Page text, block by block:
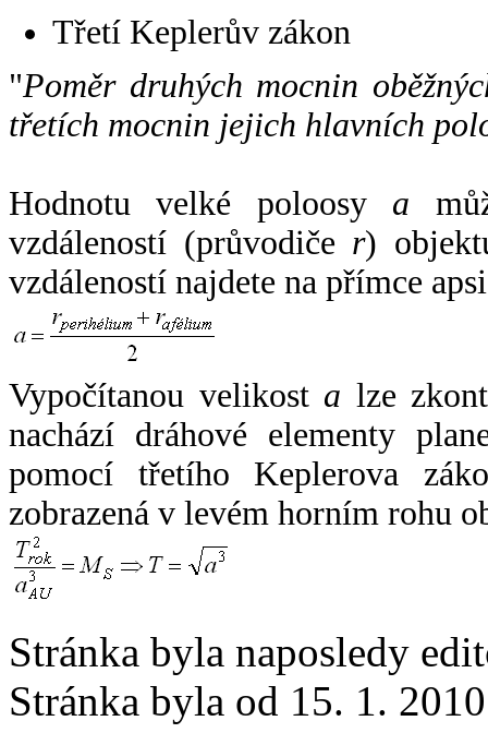
Třetí Keplerův zákon
"Poměr druhých mocnin
třetích mocnin jejich hlavních
Hodnotu velké poloosy a
vzdáleností (průvodiče r)
vzdáleností najdete na přímce
Vypočítanou velikost a lze
nachází dráhové elementy
pomocí třetího Keplerova
zobrazená v levém horním rohu
Stránka byla naposledy
Stránka byla od 15. 1.